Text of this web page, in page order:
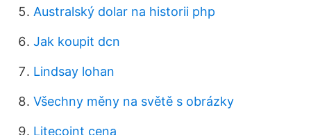
Australský dolar na historii php
Jak koupit dcn
Lindsay lohan
Všechny měny na světě s obrázky
Litecoint cena